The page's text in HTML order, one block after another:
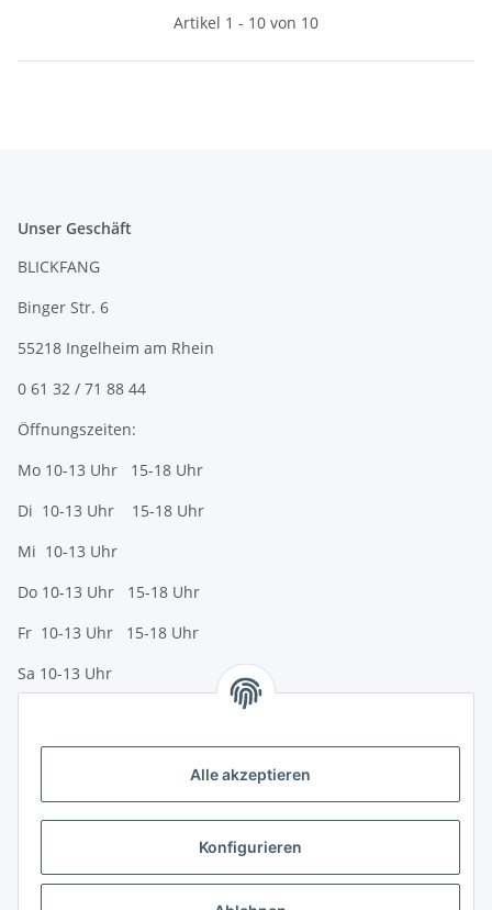
Alle akzeptieren
Konfigurieren
Artikel 1 - 10 von 10
Unser Geschäft
BLICKFANG
Binger Str. 6
55218 Ingelheim am Rhein
0 61 32 / 71 88 44
Öffnungszeiten:
Mo 10-13 Uhr 15-18 Uhr
Di 10-13 Uhr 15-18 Uhr
Mi 10-13 Uhr
Do 10-13 Uhr 15-18 Uhr
Fr 10-13 Uhr 15-18 Uhr
Sa 10-13 Uhr
Vorkasse (per Bank-Überweisung)
Sofortüberweisung